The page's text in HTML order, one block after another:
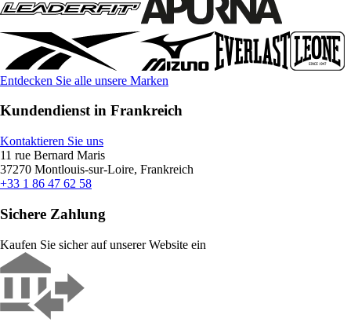
Entdecken Sie alle unsere Marken
Kundendienst in Frankreich
Kontaktieren Sie uns
11 rue Bernard Maris
37270 Montlouis-sur-Loire, Frankreich
+33 1 86 47 62 58
Sichere Zahlung
Kaufen Sie sicher auf unserer Website ein